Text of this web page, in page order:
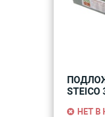
НЕТ В